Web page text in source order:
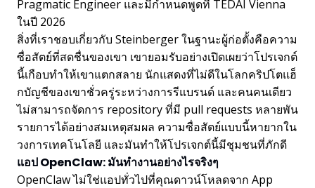
Pragmatic Engineer และมีกำหนดพูดที่ TEDAI Vienna
ในปี 2026
สิ่งที่เราชอบเกี่ยวกับ Steinberger ในฐานะผู้ก่อตั้งคือความ
ซื่อสัตย์ที่สดชื่นของเขา เขายอมรับอย่างเปิดเผยว่าโปรเจกต์
นี้เกือบทำให้เขาแตกสลาย นักแสดงที่ไม่ดีในโลกคริปโตแฮ็
กบัญชีของเขาชั่วครู่ระหว่างการรีแบรนด์ และคนคนเดียว
ไม่สามารถจัดการ repository ที่มี pull requests หลายพัน
รายการได้อย่างสมเหตุสมผล ความซื่อสัตย์แบบนี้หายากใน
วงการเทคโนโลยี และมันทำให้โปรเจกต์นี้มีชุมชนที่ภักดี
แอป OpenClaw: มันทำงานอย่างไรจริงๆ
OpenClaw ไม่ใช่แอปทั่วไปที่คุณดาวน์โหลดจาก App